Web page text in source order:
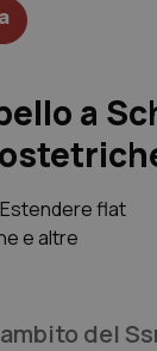
a
del